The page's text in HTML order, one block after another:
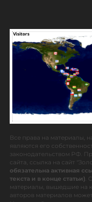
Все права на материалы,
являются его
законодательством РФ.
сайта, ссылка на сайт
обязательна активная
текста и в конце статьи).
материалы, вышедшие на
авторов материалов